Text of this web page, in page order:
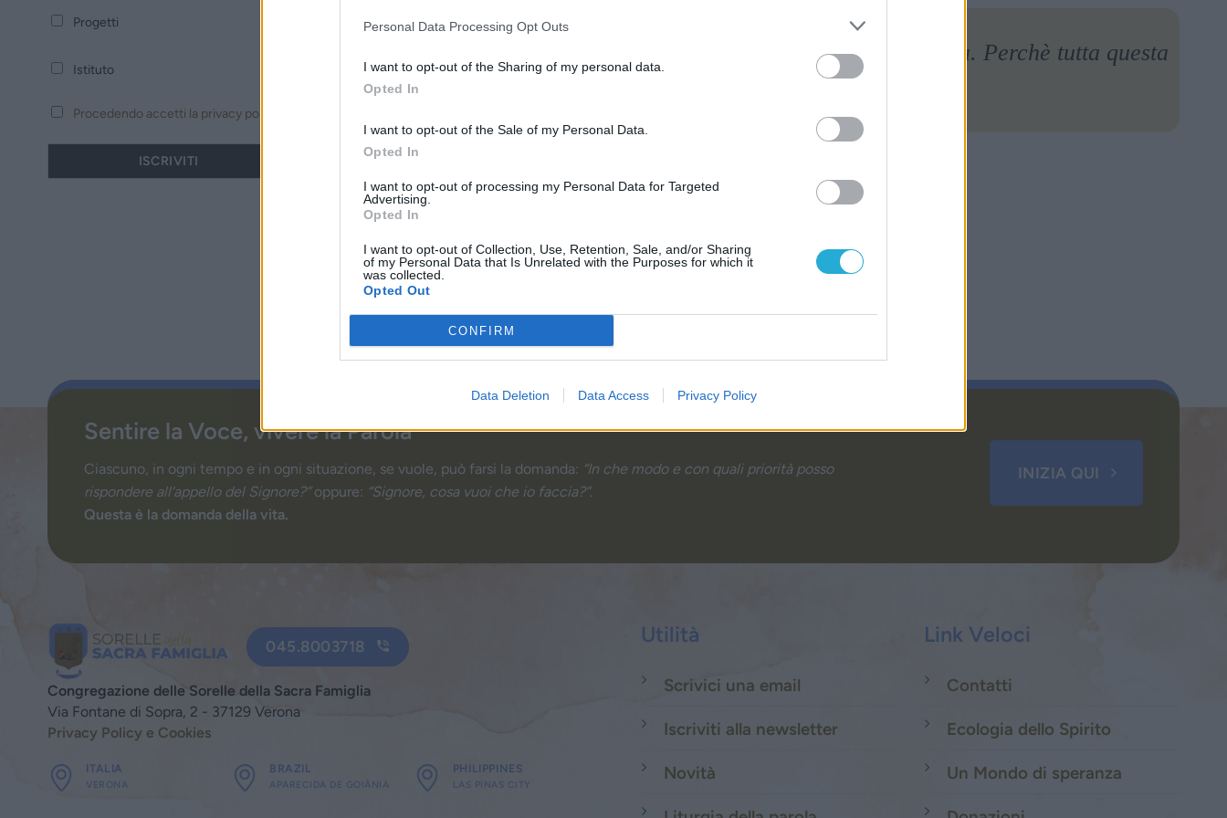
Personal Data Processing Opt Outs
I want to opt-out of the Sharing of my personal data.
Opted In
I want to opt-out of the Sale of my Personal Data.
Opted In
I want to opt-out of processing my Personal Data for Targeted
Advertising.
Opted In
I want to opt-out of Collection, Use, Retention, Sale, and/or Sharing
of my Personal Data that Is Unrelated with the Purposes for which it
was collected.
Opted Out
CONFIRM
Data Deletion Data Access Privacy Policy
Progetti
Istituto
Procedendo accetti la privacy policy
Luce…che più luce non si può. Anche la nube è luminosa. Perchè tutta questa
luce?
Sentire la Voce, vivere la Parola
Ciascuno, in ogni tempo e in ogni situazione, se vuole, può farsi la domanda: “In che modo e con quali priorità posso
rispondere all’appello del Signore?”oppure: “Signore, cosa vuoi che io faccia?”.
Questa è la domanda della vita.
INIZIA QUI
045.8003718
Congregazione delle Sorelle della Sacra Famiglia
Via Fontane di Sopra, 2 - 37129 Verona
Privacy Policy e Cookies
ITALIA
VERONA
BRAZIL
APARECIDA DE GOIÂNIA
PHILIPPINES
LAS PINAS CITY
Utilità
Scrivici una email
Iscriviti alla newsletter
Novità
Link Veloci
Contatti
Ecologia dello Spirito
Un Mondo di speranza